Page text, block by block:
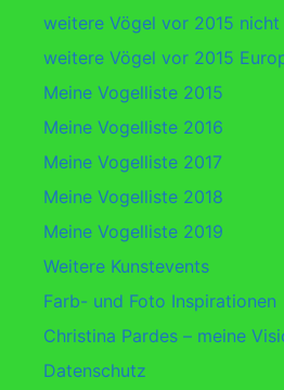
weitere Vögel vor 2015 nicht
weitere Vögel vor 2015
Meine Vogelliste 2015
Meine Vogelliste 2016
Meine Vogelliste 2017
Meine Vogelliste 2018
Meine Vogelliste 2019
Weitere Kunstevents
Farb- und Foto Inspirationen
Christina Pardes – meine
Datenschutz